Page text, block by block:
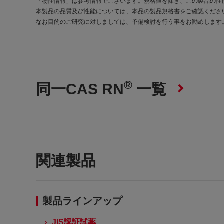
本製品の品質及び性能については、本品の製品規格書をご確認くださ
なお目的のご研究に対しましては、予備検討を行う事をお勧めします。
同一CAS RN® 一覧
関連製品
製品ラインアップ
JIS認証試薬